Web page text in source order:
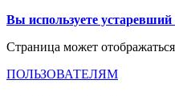
Вы используете устаревший
Страница может
ПОЛЬЗОВАТЕЛЯМ